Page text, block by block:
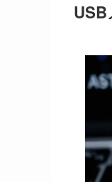
USB